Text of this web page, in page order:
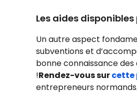
Les aides
Un autre aspect
subventions et
bonne connaissance des
!Rendez-vous surcette
entrepreneurs normands.